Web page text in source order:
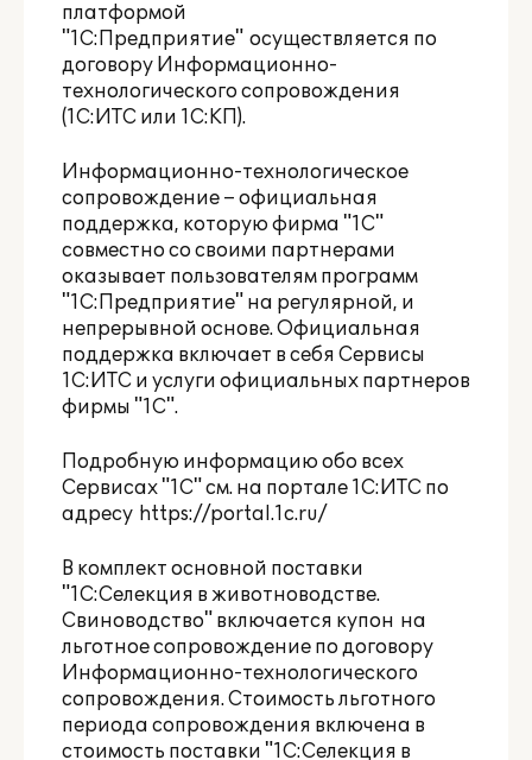
платформой
"1С:Предприятие" осуществляется по
договору Информационно-
технологического сопровождения
(1С:ИТС или 1С:КП).
Информационно-технологическое
сопровождение – официальная
поддержка, которую фирма "1С"
совместно со своими партнерами
оказывает пользователям программ
"1С:Предприятие" на регулярной, и
непрерывной основе. Официальная
поддержка включает в себя Сервисы
1С:ИТС и услуги официальных партнеров
фирмы "1С".
Подробную информацию обо всех
Сервисах "1С" см. на портале 1С:ИТС по
адресу https://portal.1c.ru/
В комплект основной поставки
"1С:Селекция в животноводстве.
Свиноводство" включается купон на
льготное сопровождение по договору
Информационно-технологического
сопровождения. Стоимость льготного
периода сопровождения включена в
стоимость поставки "1С:Селекция в